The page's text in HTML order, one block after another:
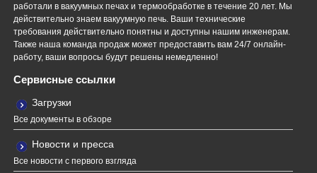
работали в вакуумных печах и термообработке в течение 20 лет. Мы
действительно знаем вакуумную печь. Ваши технические
требования действительно понятны и доступны нашим инженерам.
Также наша команда продаж может предоставить вам 24/7 онлайн-
работу, ваши вопросы будут решены немедленно!
Сервисные ссылки
Загрузки
Все документы в обзоре
Новости и пресса
Все новости с первого взгляда